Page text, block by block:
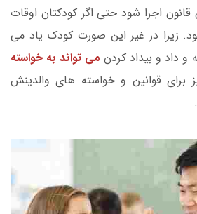
قانون اجرا شود حتی اگر کودکتان اوقات
زیرا در غیر این صورت کودک یاد می
و داد و بیداد کردن می تواند به خواسته
برای قوانین و خواسته های والدینش